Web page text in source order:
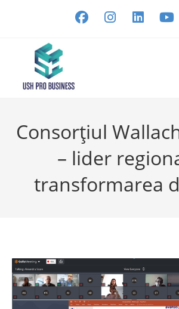
Consorțiul
– lider
transformarea